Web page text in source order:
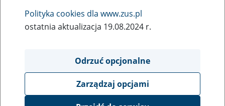
Polityka cookies dla www.zus.pl
ostatnia aktualizacja 19.08.2024 r.
Odrzuć opcjonalne
Zarządzaj opcjami